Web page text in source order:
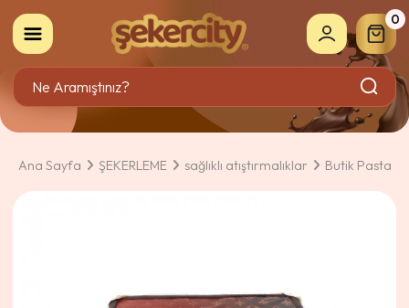
0
Ana Sayfa ŞEKERLEME sağlıklı atıştırmalıklar Butik Pasta